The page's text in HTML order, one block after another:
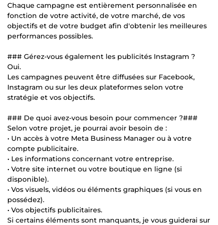
Chaque campagne est entièrement personnalisée en
fonction de votre activité, de votre marché, de vos
objectifs et de votre budget afin d'obtenir les meilleures
performances possibles.
### Gérez-vous également les publicités Instagram ?
Oui.
Les campagnes peuvent être diffusées sur Facebook,
Instagram ou sur les deux plateformes selon votre
stratégie et vos objectifs.
### De quoi avez-vous besoin pour commencer ?###
Selon votre projet, je pourrai avoir besoin de :
• Un accès à votre Meta Business Manager ou à votre
compte publicitaire.
• Les informations concernant votre entreprise.
• Votre site internet ou votre boutique en ligne (si
disponible).
• Vos visuels, vidéos ou éléments graphiques (si vous en
possédez).
• Vos objectifs publicitaires.
Si certains éléments sont manquants, je vous guiderai sur